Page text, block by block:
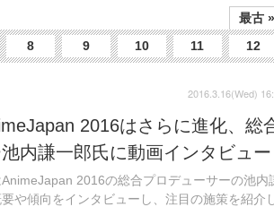
最古 »
8 9 10 11 12
2016.3.16(Wed)
2016はさらに進化、総
内謙一郎氏に動画インタビュー
2016の総合プロデューサーの池内
や傾向をインタビューし、注目の施策を紹介